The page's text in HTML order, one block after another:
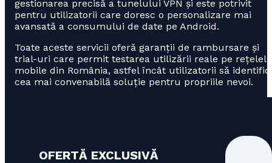
gestionarea precisă a tunelului VPN și este potrivit
pentru utilizatorii care doresc o personalizare mai
avansată a consumului de date pe Android.
Toate aceste servicii oferă garanții de rambursare și
trial-uri care permit testarea utilizării reale pe rețelele
mobile din România, astfel încât utilizatorii să
cea mai convenabilă soluție pentru propriile nevoi.
OFERTĂ EXCLUSIVĂ